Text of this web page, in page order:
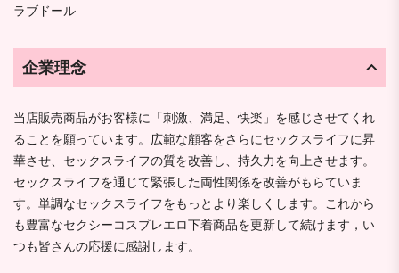
ラブドール
企業理念
当店販売商品がお客様に「刺激、満足、快楽」を感じさせてくれ
ることを願っています。広範な顧客をさらにセックスライフに昇
華させ、セックスライフの質を改善し、持久力を向上させます。
セックスライフを通じて緊張した両性関係を改善がもらていま
す。単調なセックスライフをもっとより楽しくします。これから
も豊富なセクシーコスプレエロ下着商品を更新して続けます，い
つも皆さんの応援に感謝します。